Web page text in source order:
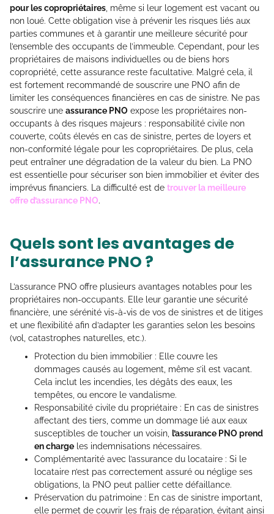
pour les copropriétaires , même si leur logement est vacant ou
non loué. Cette obligation vise à prévenir les risques liés aux
parties communes et à garantir une meilleure sécurité pour
l’ensemble des occupants de l’immeuble. Cependant, pour les
propriétaires de maisons individuelles ou de biens hors
copropriété, cette assurance reste facultative. Malgré cela, il
est fortement recommandé de souscrire une PNO afin de
limiter les conséquences financières en cas de sinistre. Ne pas
souscrire une assurance PNO expose les propriétaires non-
occupants à des risques majeurs : responsabilité civile non
couverte, coûts élevés en cas de sinistre, pertes de loyers et
non-conformité légale pour les copropriétaires. De plus, cela
peut entraîner une dégradation de la valeur du bien. La PNO
est essentielle pour sécuriser son bien immobilier et éviter des
imprévus financiers. La difficulté est de trouver la meilleure
offre d’assurance PNO.
Quels sont les avantages de
l’assurance PNO ?
L’assurance PNO offre plusieurs avantages notables pour les
propriétaires non-occupants. Elle leur garantie une sécurité
financière, une sérénité vis-à-vis de vos de sinistres et de litiges
et une flexibilité afin d’adapter les garanties selon les besoins
(vol, catastrophes naturelles, etc.).
Protection du bien immobilier : Elle couvre les
dommages causés au logement, même s’il est vacant.
Cela inclut les incendies, les dégâts des eaux, les
tempêtes, ou encore le vandalisme.
Responsabilité civile du propriétaire : En cas de sinistres
affectant des tiers, comme un dommage lié aux eaux
susceptibles de toucher un voisin, l’assurance PNO prend
en charge les indemnisations nécessaires.
Complémentarité avec l’assurance du locataire : Si le
locataire n’est pas correctement assuré ou néglige ses
obligations, la PNO peut pallier cette défaillance.
Préservation du patrimoine : En cas de sinistre important,
elle permet de couvrir les frais de réparation, évitant ainsi